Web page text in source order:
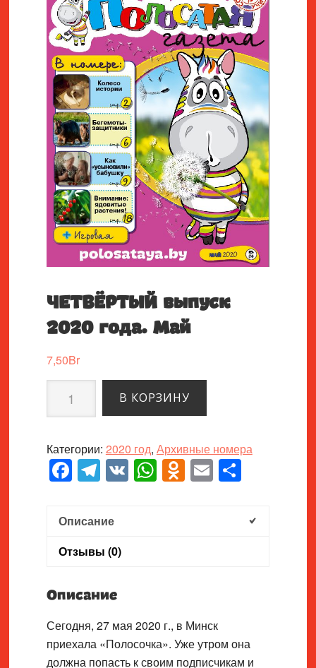
ЧЕТВЁРТЫЙ выпуск
2020 года. Май
7,50Br
товара
выпуск
2020
года.
В КОРЗИНУ
Категории: 2020 год, Архивные номера
Facebook
Telegram
VKWhatsApp
Email
Описание
Отзывы (0)
Описание
Сегодня, 27 мая 2020 г., в Минск
приехала «Полосочка». Уже утром она
должна попасть к своим подписчикам и